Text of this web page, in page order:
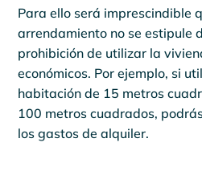
Para ello será imprescindible
arrendamiento no se estipule
prohibición de utilizar la
económicos. Por ejemplo, si
habitación de 15 metros
100 metros cuadrados,
los gastos de alquiler.